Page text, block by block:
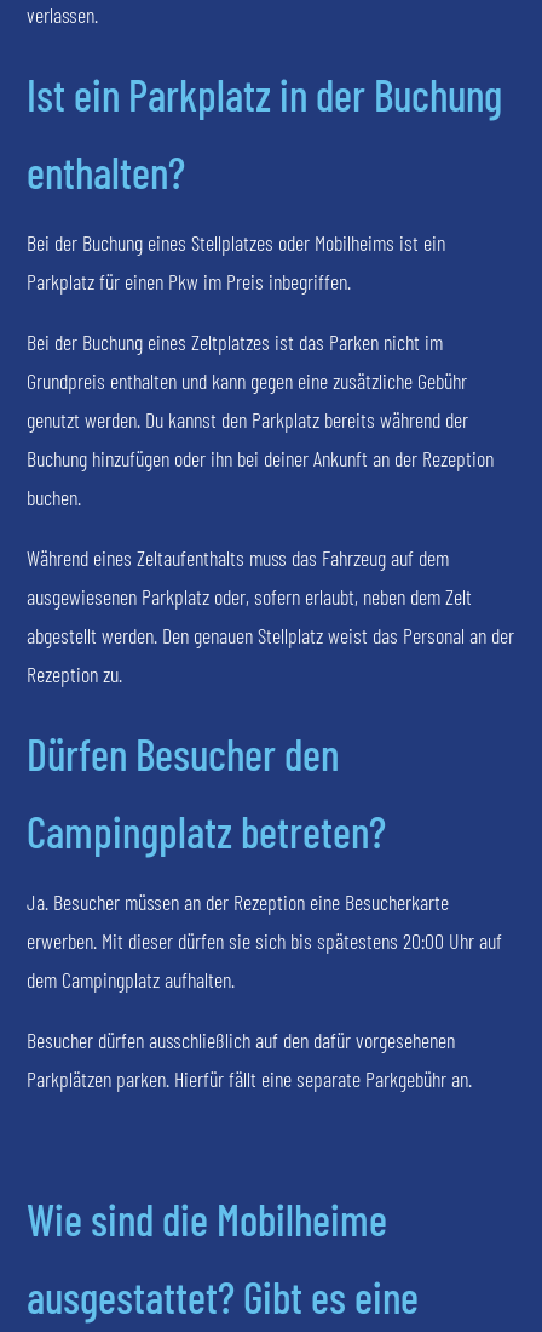
verlassen.
Ist ein Parkplatz in der Buchung
enthalten?
Bei der Buchung eines Stellplatzes oder Mobilheims ist ein
Parkplatz für einen Pkw im Preis inbegriffen.
Bei der Buchung eines Zeltplatzes ist das Parken nicht im
Grundpreis enthalten und kann gegen eine zusätzliche Gebühr
genutzt werden. Du kannst den Parkplatz bereits während der
Buchung hinzufügen oder ihn bei deiner Ankunft an der Rezeption
buchen.
Während eines Zeltaufenthalts muss das Fahrzeug auf dem
ausgewiesenen Parkplatz oder, sofern erlaubt, neben dem Zelt
abgestellt werden. Den genauen Stellplatz weist das Personal an der
Rezeption zu.
Dürfen Besucher den
Campingplatz betreten?
Ja. Besucher müssen an der Rezeption eine Besucherkarte
erwerben. Mit dieser dürfen sie sich bis spätestens 20:00 Uhr auf
dem Campingplatz aufhalten.
Besucher dürfen ausschließlich auf den dafür vorgesehenen
Parkplätzen parken. Hierfür fällt eine separate Parkgebühr an.
Wie sind die Mobilheime
ausgestattet? Gibt es eine